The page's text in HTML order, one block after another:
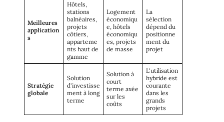
Meilleures
application
s
Hôtels,
stations
balnéaires,
projets
côtiers,
apparteme
nts haut de
gamme
Logement
économiqu
e, hôtels
économiqu
es, projets
de masse
La
sélection
dépend du
positionne
ment du
projet
Stratégie
globale
Solution
d'investisse
ment à long
terme
Solution à
court
terme axée
sur les
coûts
L'utilisation
hybride est
courante
dans les
grands
projets